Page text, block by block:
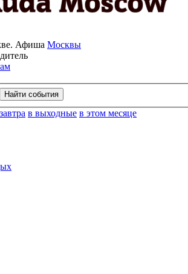
Афиша Москвы
завтра в выходные в этом месяце